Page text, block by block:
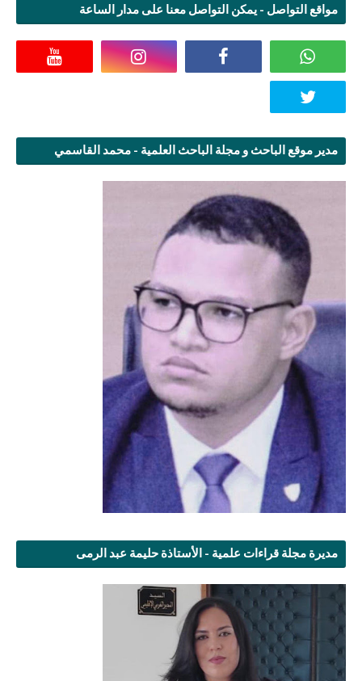
مواقع التواصل - يمكن التواصل معنا على مدار الساعة
مدير موقع الباحث و مجلة الباحث العلمية - محمد القاسمي
مديرة مجلة قراءات علمية - الأستاذة حليمة عبد الرمى